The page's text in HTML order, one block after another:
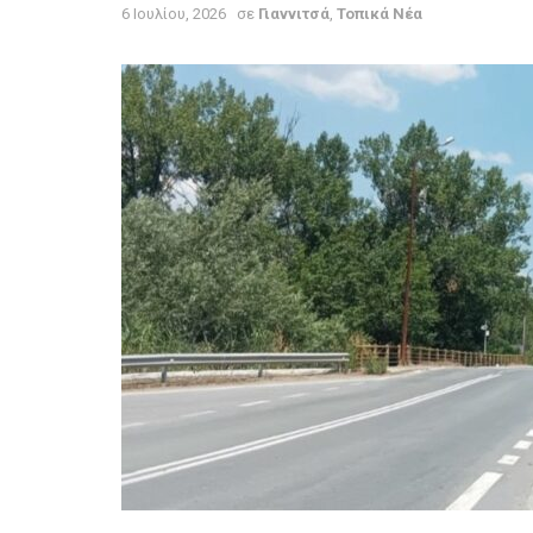
6 Ιουλίου, 2026 σε Γιαννιτσά Τοπικά Νέα